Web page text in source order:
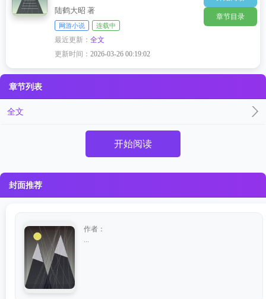
陆鹤大昭 著
网游小说 连载中
最近更新：全文
更新时间：2026-03-26 00:19:02
章节目录
章节列表
全文
开始阅读
封面推荐
作者：